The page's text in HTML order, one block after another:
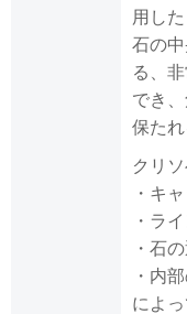
用し
石の
る、
でき
保たれ
クリ
・キ
・ラ
・石
・内
によ